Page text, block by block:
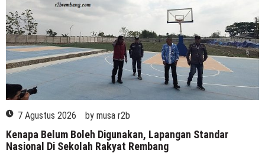
7 Agustus 2026 by musa r2b
Kenapa Belum Boleh Digunakan, Lapangan Standar
Nasional Di Sekolah Rakyat Rembang